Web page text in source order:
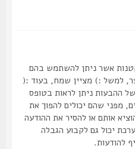
אשר ניתן להשתמש בהם
:) מציין שמח, בעוד :(
ניתן לראות בטופס
שהם יכולים להפוך את
אותם או להסיר את ההודעה
גם לקבוע הגבלה